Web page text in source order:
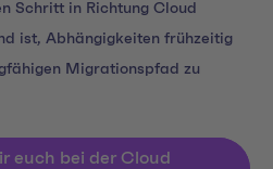
Schritt in Richtung Cloud
ist, Abhängigkeiten frühzeitig
Migrationspfad zu
euch bei der Cloud